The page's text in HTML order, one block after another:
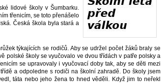
lidové školy v Šumbarku.
třenicím, se toto přenášelo
Česká škola byla stará a
týkajících se rodičů. Aby se udržel počet žáků braly se
polské školy se vyučovalo ve dvou třídách v patře polsky a
se upravovaly i vyučovací doby tak, aby se děti mezi
a odpoledne s rodiči na školní zahradě. Do školy jsem
táta nebo jeho žena to hned věděli. Když jim to neřekl